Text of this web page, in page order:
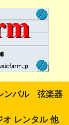
ンバル 弦楽器
オ レンタル 他